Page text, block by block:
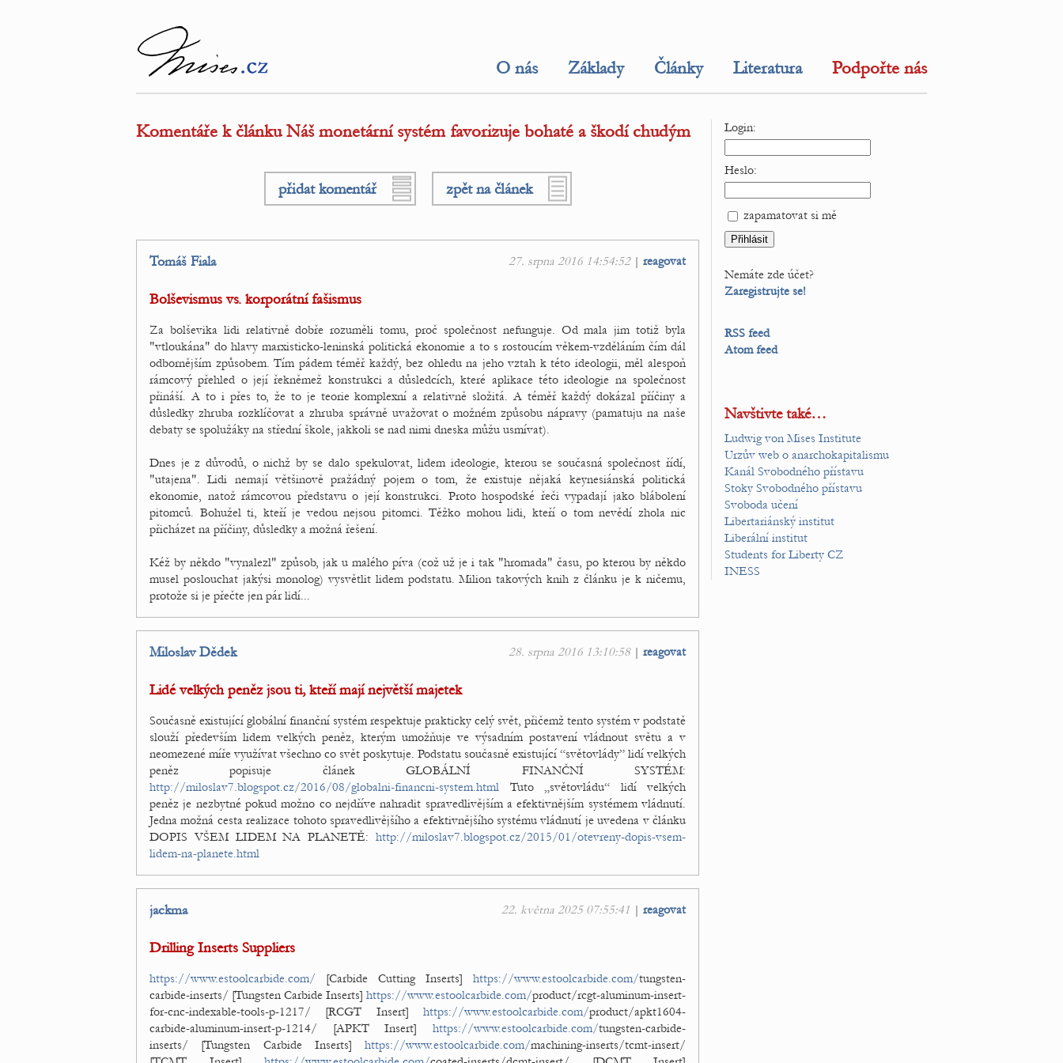
O nás Základy Články Literatura Podpořte nás
Komentáře k článku Náš monetární systém favorizuje bohaté a škodí chudým
přidat komentář zpět na článek
27. srpna 2016 14:54:52| reagovat
Tomáš Fiala
Bolševismus vs. korporátní fašismus
Za bolševika lidi relativně dobře rozuměli tomu, proč společnost nefunguje. Od mala jim totiž byla
"vtloukána" do hlavy marxisticko-leninská politická ekonomie a to s rostoucím věkem-vzděláním čím dál
odbornějším způsobem. Tím pádem téměř každý, bez ohledu na jeho vztah k této ideologii, měl alespoň
rámcový přehled o její řekněmež konstrukci a důsledcích, které aplikace této ideologie na společnost
přináší. A to i přes to, že to je teorie komplexní a relativně složitá. A téměř každý dokázal příčiny a
důsledky zhruba rozklíčovat a zhruba správně uvažovat o možném způsobu nápravy (pamatuju na naše
debaty se spolužáky na střední škole, jakkoli se nad nimi dneska můžu usmívat).
Dnes je z důvodů, o nichž by se dalo spekulovat, lidem ideologie, kterou se současná společnost řídí,
"utajena". Lidi nemají většinově pražádný pojem o tom, že existuje nějaká keynesiánská politická
ekonomie, natož rámcovou představu o její konstrukci. Proto hospodské řeči vypadají jako blábolení
pitomců. Bohužel ti, kteří je vedou nejsou pitomci. Těžko mohou lidi, kteří o tom nevědí zhola nic
přicházet na příčiny, důsledky a možná řešení.
Kéž by někdo "vynalezl" způsob, jak u malého píva (což už je i tak "hromada" času, po kterou by někdo
musel poslouchat jakýsi monolog) vysvětlit lidem podstatu. Milion takových knih z článku je k ničemu,
protože si je přečte jen pár lidí...
28. srpna 2016 13:10:58| reagovat
Miloslav Dědek
Lidé velkých peněz jsou ti, kteří mají největší majetek
Současně existující globální finanční systém respektuje prakticky celý svět, přičemž tento systém v podstatě
slouží především lidem velkých peněz, kterým umožňuje ve výsadním postavení vládnout světu a v
neomezené míře využívat všechno co svět poskytuje. Podstatu současně existující “světovlády” lidí velkých
peněz popisuje článek GLOBÁLNÍ FINANČNÍ SYSTÉM:
http://miloslav7.blogspot.cz/2016/08/globalni-financni-system.html Tuto „světovládu“ lidí velkých
peněz je nezbytné pokud možno co nejdříve nahradit spravedlivějším a efektivnějším systémem vládnutí.
Jedna možná cesta realizace tohoto spravedlivějšího a efektivnějšího systému vládnutí je uvedena v článku
DOPIS VŠEM LIDEM NA PLANETĚ: http://miloslav7.blogspot.cz/2015/01/otevreny-dopis-vsem-
lidem-na-planete.html
22. května 2025 07:55:41 | reagovat
jackma
Drilling Inserts Suppliers
https://www.estoolcarbide.com/ [Carbide Cutting Inserts] https://www.estoolcarbide.com/tungsten-
carbide-inserts/ [Tungsten Carbide Inserts] https://www.estoolcarbide.com/product/rcgt-aluminum-insert-
for-cnc-indexable-tools-p-1217/ [RCGT Insert] https://www.estoolcarbide.com/product/apkt1604-
carbide-aluminum-insert-p-1214/ [APKT Insert] https://www.estoolcarbide.com/tungsten-carbide-
inserts/ [Tungsten Carbide Inserts] https://www.estoolcarbide.com/machining-inserts/tcmt-insert/
Login:
Heslo:
zapamatovat si mě
Nemáte zde účet?
Zaregistrujte se!
RSS feed
Atom feed
Navštivte také…
Ludwig von Mises Institute
Urzův web o anarchokapitalismu
Kanál Svobodného přístavu
Stoky Svobodného přístavu
Svoboda učení
Libertariánský institut
Liberální institut
Students for Liberty CZ
INESS